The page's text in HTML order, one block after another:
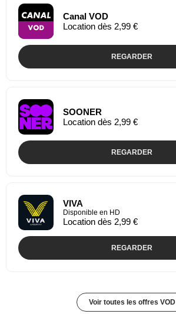
Canal VOD
Location dès 2,99 €
REGARDER
SOONER
Location dès 2,99 €
REGARDER
VIVA
Disponible en HD
Location dès 2,99 €
REGARDER
Voir toutes les offres VOD